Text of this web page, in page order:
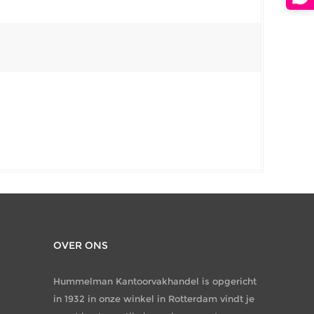
OVER ONS
Hummelman Kantoorvakhandel is opgericht
in 1932 in onze winkel in Rotterdam vindt je